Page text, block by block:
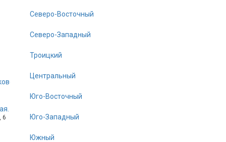
ГБ Кузнечики.
6
Северо-Восточный
Северо-Западный
Троицкий
Центральный
Юго-Восточный
Юго-Западный
Южный